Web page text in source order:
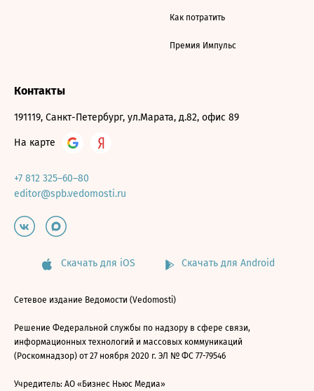
Как потратить
Премия Импульс
Контакты
191119, Санкт-Петербург, ул.Марата, д.82, офис 89
На карте
+7 812 325–60–80
editor@spb.vedomosti.ru
Скачать для iOS Скачать для Android
Сетевое издание Ведомости (Vedomosti)
Решение Федеральной службы по надзору в сфере связи,
информационных технологий и массовых коммуникаций
(Роскомнадзор) от 27 ноября 2020 г. ЭЛ № ФС 77-79546
Учредитель: АО «Бизнес Ньюс Медиа»